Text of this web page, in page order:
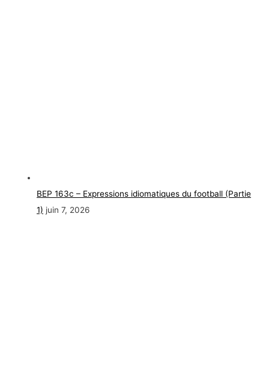
BEP 163c – Expressions idiomatiques du football (Partie
1) juin 7, 2026